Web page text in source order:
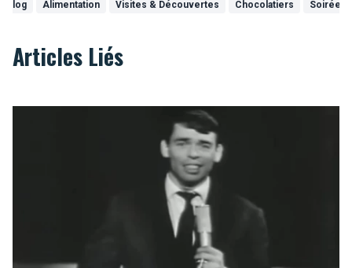
Blog Alimentation Visites & Découvertes Chocolatiers Soirées
Articles Liés